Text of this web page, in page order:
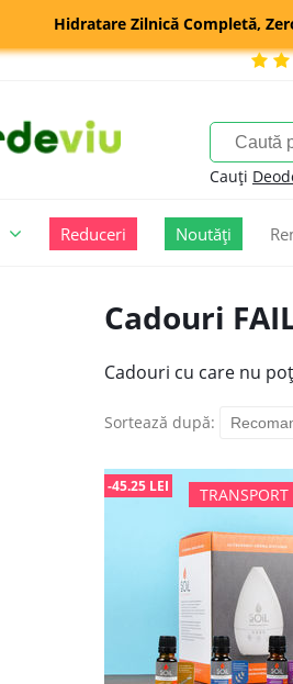
Hidratare Zilnică Completă,
Cauți
Reduceri Noutăți
Cadouri
Cadouri cu care nu
Sortează după:
-45.25 LEI